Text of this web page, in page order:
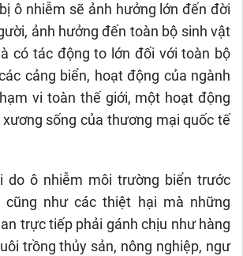
ô nhiễm sẽ ảnh hưởng lớn đến đời
ảnh hưởng đến toàn bộ sinh vật
có tác động to lớn đối với toàn bộ
cảng biển, hoạt động của ngành
vi toàn thế giới, một hoạt động
sống của thương mại quốc tế
do ô nhiễm môi trường biển trước
như các thiệt hại mà những
trực tiếp phải gánh chịu như hàng
trồng thủy sản, nông nghiệp, ngư